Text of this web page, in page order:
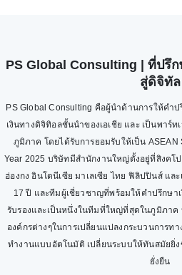
PS Global Consulting | ที่ปรึ
สู่ดิจิทัล
PS Global Consulting คือผู้นำด้านการให้คำ
เงินทางดิจิทิอลชั้นนำของเอเชีย และ เป็นพาร์
ภูมิภาค โดยได้รับการยอมรับให้เป็น ASEAN
Year 2025 บริษัทมีสำนักงานใหญ่ตั้งอยู่ที่สิงคโ
ฮ่องกง อินโดนีเซีย มาเลเซีย ไทย ฟิลิปปินส์ แ
17 ปี และทีมผู้เชี่ยวชาญที่พร้อมให้คำปรึกษา
รับรองและเป็นหนึ่งในทีมที่ใหญ่ที่สุดในภูมิภาค
องค์กรต่างๆในการเปลี่ยนแปลงกระบวนการท
ทำงานแบบอัตโนมัติ เปลี่ยนระบบให้ทันสมัยยิ่
ยั่งยืน